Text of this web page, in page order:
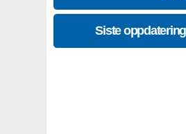
Siste